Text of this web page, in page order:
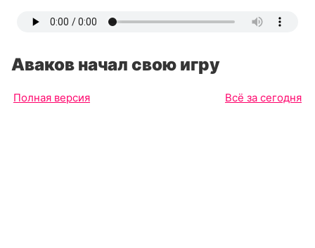
Аваков начал свою игру
Полная версия Всё за сегодня